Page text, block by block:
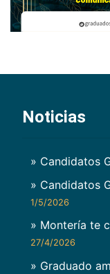
Noticias
» Candidatos
» Candidatos
1/5/2026
» Montería te
27/4/2026
» Graduado